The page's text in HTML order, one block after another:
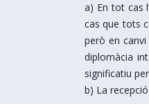
a) En tot cas
cas que tots
però en
diplomàcia
significatiu
b) La